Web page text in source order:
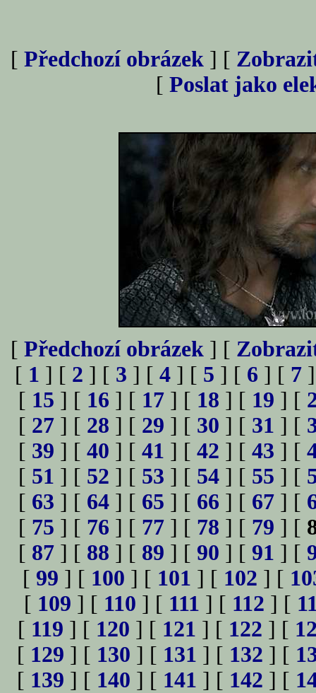
[ Předchozí obrázek ] [
[ Poslat jako
[ Předchozí obrázek ] [
[ 1 ] [ 2 ] [ 3 ] [ 4 ] [ 5 ] [ 6 ] [ 7
[ 15 ] [ 16 ] [ 17 ] [ 18 ] [ 19 ] [
[ 27 ] [ 28 ] [ 29 ] [ 30 ] [ 31 ] [
[ 39 ] [ 40 ] [ 41 ] [ 42 ] [ 43 ] [
[ 51 ] [ 52 ] [ 53 ] [ 54 ] [ 55 ] [
[ 63 ] [ 64 ] [ 65 ] [ 66 ] [ 67 ] [
[ 75 ] [ 76 ] [ 77 ] [ 78 ] [ 79 ] [
[ 87 ] [ 88 ] [ 89 ] [ 90 ] [ 91 ] [
[ 99 ] [ 100 ] [ 101 ] [ 102 ] [
[ 109 ] [ 110 ] [ 111 ] [ 112 ] [
[ 119 ] [ 120 ] [ 121 ] [ 122 ] [
[ 129 ] [ 130 ] [ 131 ] [ 132 ] [
[ 139 ] [ 140 ] [ 141 ] [ 142 ] [